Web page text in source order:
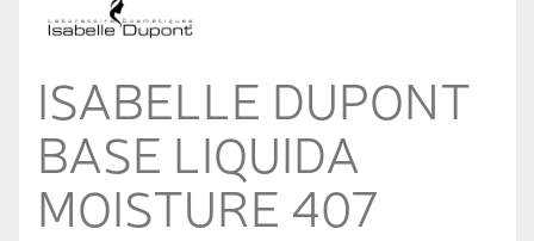
ISABELLE DUPONT
BASE LIQUIDA
MOISTURE 407